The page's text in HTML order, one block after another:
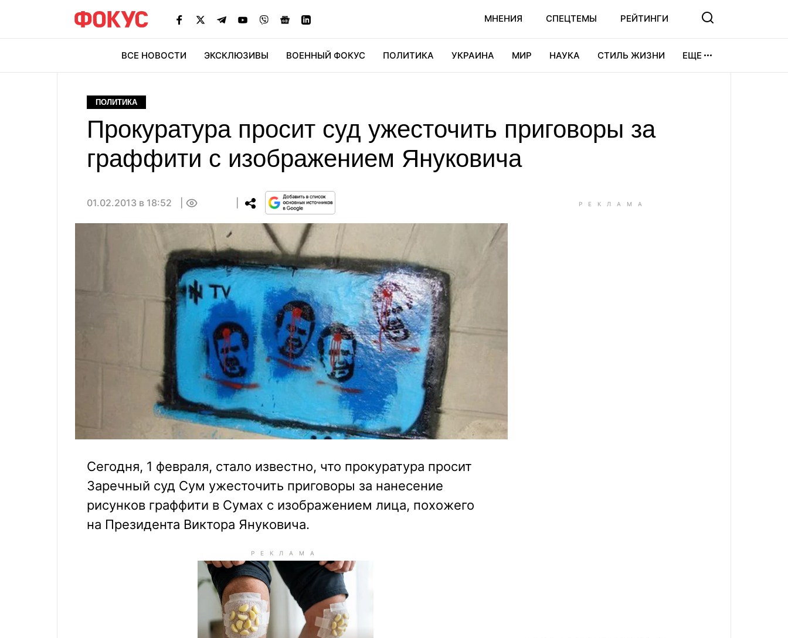
МНЕНИЯ СПЕЦТЕМЫ РЕЙТИНГИ
ВСЕ НОВОСТИ ЭКСКЛЮЗИВЫ ВОЕННЫЙ ФОКУС ПОЛИТИКА УКРАИНА МИР НАУКА СТИЛЬ ЖИЗНИ ЕЩЕ
ПОЛИТИКА
Прокуратура просит суд ужесточить приговоры за
граффити с изображением Януковича
01.02.2013 в 18:52
Сегодня, 1 февраля, стало известно, что прокуратура просит
Заречный суд Сум ужесточить приговоры за нанесение
рисунков граффити в Сумах с изображением лица, похожего
на Президента Виктора Януковича.